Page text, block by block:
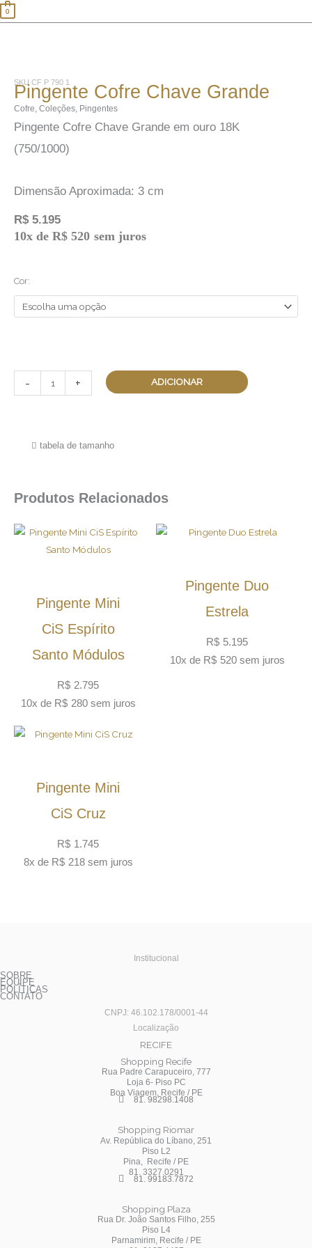
0
SKU CF P 790 1
Pingente Cofre Chave Grande
Cofre, Coleções, Pingentes
Pingente Cofre Chave Grande em ouro 18K
(750/1000)
Dimensão Aproximada: 3 cm
R$ 5.195
10x de R$ 520 sem juros
Cor:
-
Chave
Grande
quantidade
+ ADICIONAR
tabela de tamanho
Produtos Relacionados
Pingente Mini
CiS Espírito
Santo Módulos
R$ 2.795
10x de R$ 280 sem juros
Pingente Duo
Estrela
R$ 5.195
10x de R$ 520 sem juros
Pingente Mini
CiS Cruz
R$ 1.745
8x de R$ 218 sem juros
Institucional
SOBRE
EQUIPE
POLÍTICAS
CONTATO
CNPJ: 46.102.178/0001-44
Localização
RECIFE
Shopping Recife
Rua Padre Carapuceiro, 777
Loja 6- Piso PC
Boa Viagem, Recife / PE
81. 98298.1408
Shopping Riomar
Av. República do Líbano, 251
Piso L2
Pina, Recife / PE
81. 3327.0291
81. 99183.7872
Shopping Plaza
Rua Dr. João Santos Filho, 255
Piso L4
Parnamirim, Recife / PE